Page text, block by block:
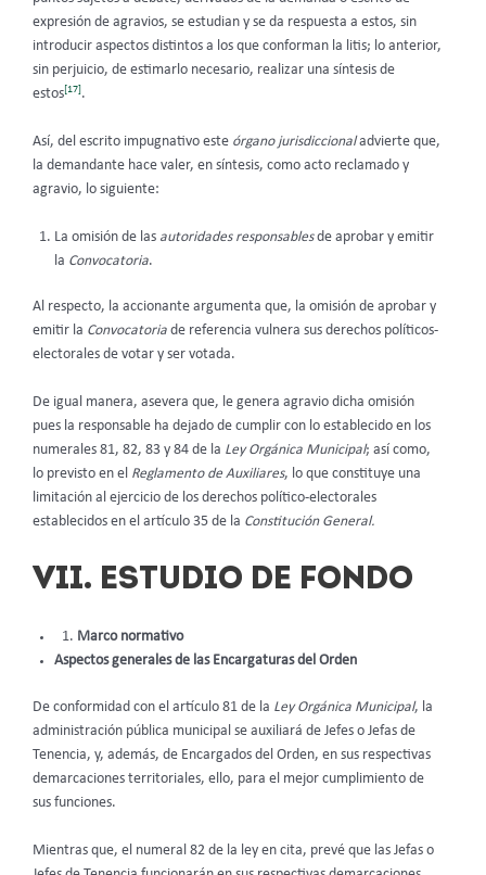
expresión de agravios, se estudian y se da respuesta a estos, sin
introducir aspectos distintos a los que conforman la litis; lo anterior,
sin perjuicio, de estimarlo necesario, realizar una síntesis de
estos[17].
Así, del escrito impugnativo este órgano jurisdiccionaladvierte que,
la demandante hace valer, en síntesis, como acto reclamado y
agravio, lo siguiente:
La omisión de las autoridades responsablesde aprobar y emitir
la Convocatoria.
Al respecto, la accionante argumenta que, la omisión de aprobar y
emitir la Convocatoria de referencia vulnera sus derechos políticos-
electorales de votar y ser votada.
De igual manera, asevera que, le genera agravio dicha omisión
pues la responsable ha dejado de cumplir con lo establecido en los
numerales 81, 82, 83 y 84 de la Ley Orgánica Municipal; así como,
lo previsto en el Reglamento de Auxiliares, lo que constituye una
limitación al ejercicio de los derechos político-electorales
establecidos en el artículo 35 de la Constitución General.
VII. ESTUDIO DE FONDO
Marco normativo
Aspectos generales de las Encargaturas del Orden
De conformidad con el artículo 81 de la Ley Orgánica Municipal, la
administración pública municipal se auxiliará de Jefes o Jefas de
Tenencia, y, además, de Encargados del Orden, en sus respectivas
demarcaciones territoriales, ello, para el mejor cumplimiento de
sus funciones.
Mientras que, el numeral 82 de la ley en cita, prevé que las Jefas o